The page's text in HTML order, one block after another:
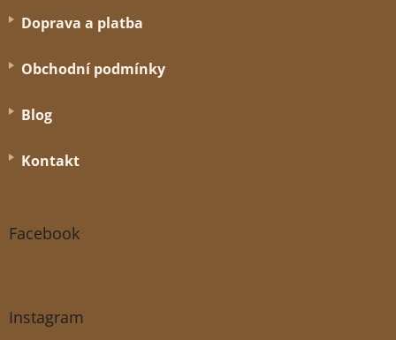
Doprava a platba
Obchodní podmínky
Blog
Kontakt
Facebook
Instagram